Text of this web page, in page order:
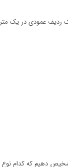
ردیف عمودی در یک